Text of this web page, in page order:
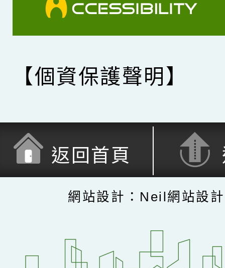
【個資保護聲明】
返回首頁
網站設計：Neil網站設